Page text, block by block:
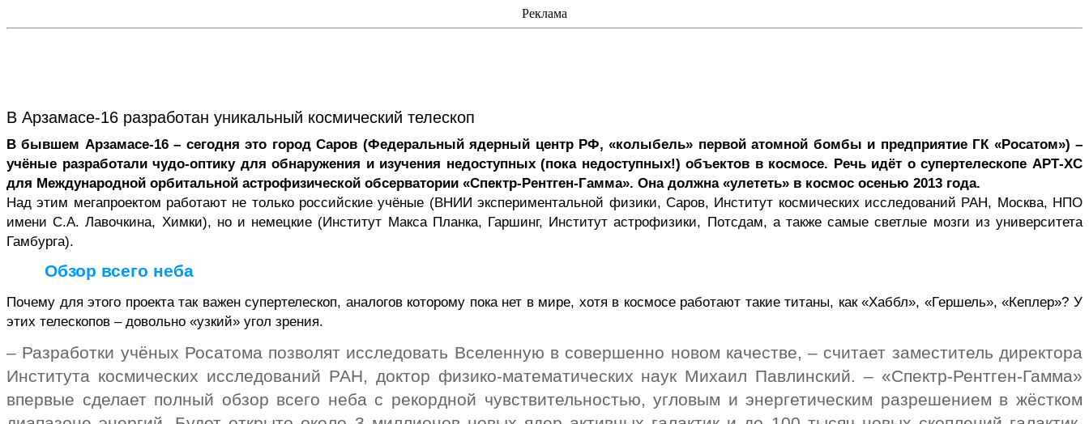
Реклама
В Арзамасе-16 разработан уникальный космический телескоп
В бывшем Арзамасе-16 – сегодня это городСаров (Федеральный ядерный центр РФ, «колыбель» первой атомной бомбы и предприятие ГК «Росатом») –
учёные разработали чудо-оптику для обнаружения и изучения недоступных (пока недоступных!) объектов в космосе. Речь идёт осупертелескопе АРТ-XC
для Международной орбитальной астрофизической обсерватории «Спектр-Рентген-Гамма». Она должна «улететь» в космос осенью 2013 года.
Над этим мегапроектом работают не только российские учёные (ВНИИ экспериментальной физики, Саров, Институт космических исследований РАН, Москва, НПО
имени С.А. Лавочкина, Химки), но и немецкие (Институт Макса Планка, Гаршинг, Институт астрофизики, Потсдам, а также самые светлые мозги из университета
Гамбурга).
Обзор всего неба
Почему для этого проекта так важенсупертелескоп, аналогов которому пока нет в мире, хотя в космосе работают такие титаны, как «Хаббл», «Гершель», «Кеплер»? У
этих телескопов – довольно «узкий» угол зрения.
– Разработки учёных Росатомапозволят исследовать Вселенную в совершенно новом качестве, – считает заместитель директора
Института космических исследований РАН, доктор физико-математических наук Михаил Павлинский. – «Спектр-Рентген-Гамма»
впервые сделает полный обзор всего неба с рекордной чувствительностью, угловым и энергетическим разрешением в жёстком